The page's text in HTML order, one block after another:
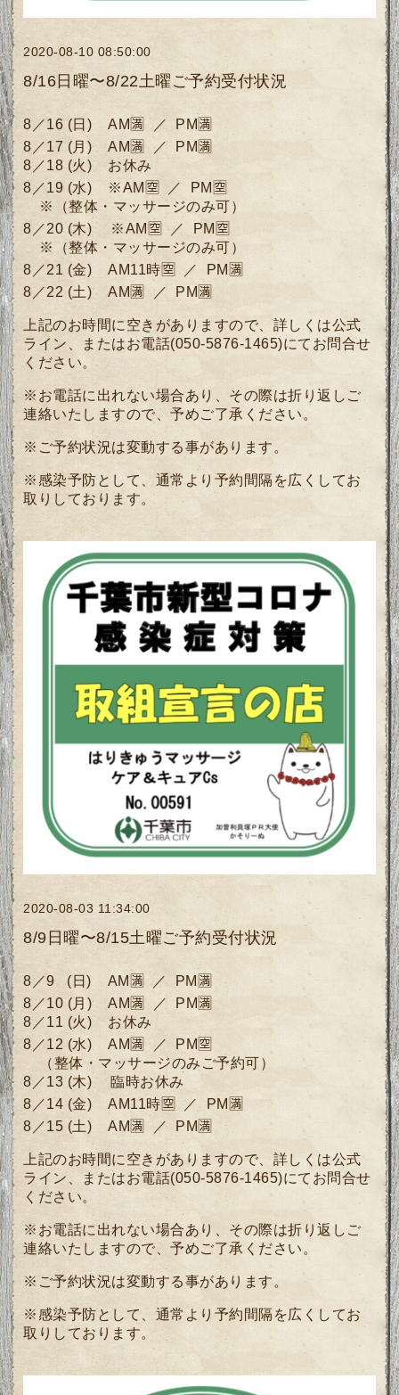
2020-08-10 08:50:00
8/16日曜〜8/22土曜ご予約受付状況
8／16 (日)
AM🈵 ／ PM🈵
8／17 (月)AM🈵 ／ PM🈵
8／18 (火) お休み
8／19 (水) ※AM🈳 ／ PM🈳
※（整体・マッサージのみ可）
8／20 (木) ※AM🈳 ／ PM🈳
※（整体・マッサージのみ可）
8／21 (金)
AM11時🈳
／ PM🈵
8／22 (土) AM🈵 ／ PM🈵
上記のお時間に空きがありますので、詳しくは公式
ライン、またはお電話(050-5876-1465)にてお問合せ
ください。
※お電話に出れない場合あり、その際は折り返しご
連絡いたしますので、予めご了承ください。
※ご予約状況は変動する事があります。
※感染予防として、通常より予約間隔を広くしてお
取りしております。
2020-08-03 11:34:00
8/9日曜〜8/15土曜ご予約受付状況
8／9 (日)
AM🈵 ／ PM🈵
8／10 (月)AM🈵 ／ PM🈵
8／11 (火) お休み
8／12 (水)AM🈵 ／ PM🈳
（整体・マッサージのみご予約可）
8／13 (木) 臨時お休み
8／14 (金)
AM11時🈳
／ PM🈵
8／15 (土) AM🈵 ／ PM🈵
上記のお時間に空きがありますので、詳しくは公式
ライン、またはお電話(050-5876-1465)にてお問合せ
ください。
※お電話に出れない場合あり、その際は折り返しご
連絡いたしますので、予めご了承ください。
※ご予約状況は変動する事があります。
※感染予防として、通常より予約間隔を広くしてお
取りしております。